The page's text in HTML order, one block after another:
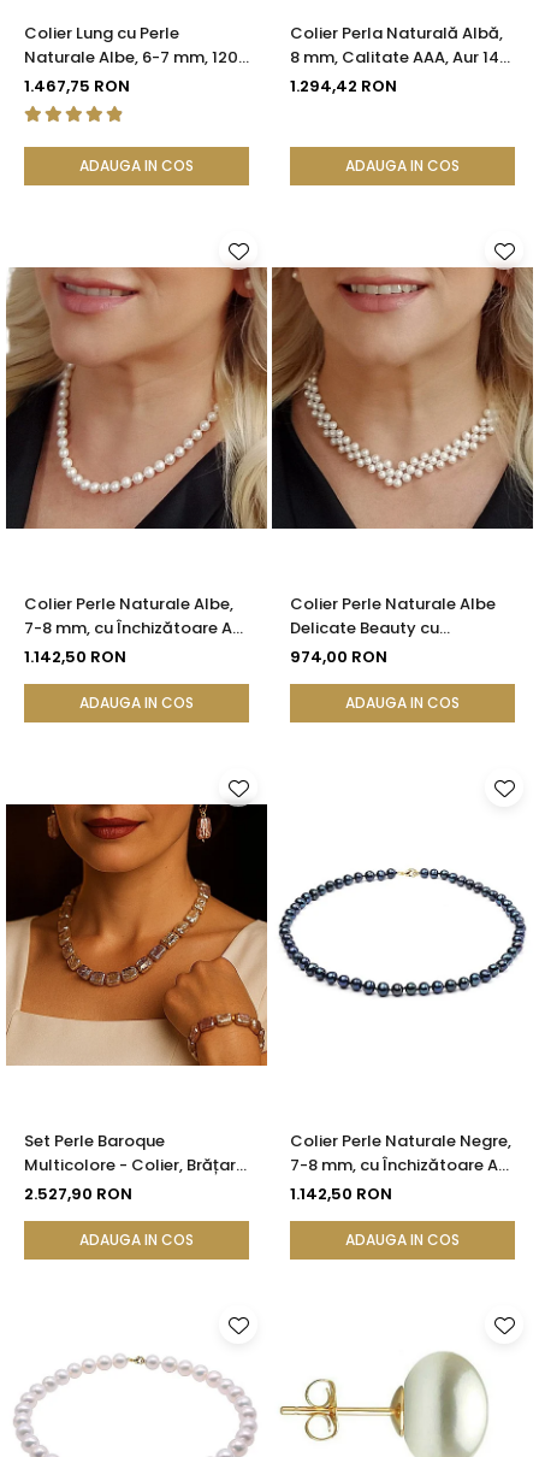
Colier Lung cu Perle
Naturale Albe, 6-7 mm, 120
cm, Închizătoare Argint 925
| KASKADDA®
1.467,75 RON
ADAUGA IN COS
Colier Perla Naturală Albă,
8 mm, Calitate AAA, Aur 14K
(aur 585) | KASKADDA®
1.294,42 RON
ADAUGA IN COS
Colier Perle Naturale Albe,
7-8 mm, cu Închizătoare Aur
14K (aur 585) | KASKADDA®
1.142,50 RON
ADAUGA IN COS
Colier Perle Naturale Albe
Delicate Beauty cu
Închizătoare Argint |
974,00 RON
ADAUGA IN COS
Set Perle Baroque
Multicolore - Colier, Brățară
și Cercei, Aur Galben 14K |
2.527,90 RON
ADAUGA IN COS
Colier Perle Naturale Negre,
7-8 mm, cu Închizătoare Aur
14K (aur 585) | KASKADDA®
1.142,50 RON
ADAUGA IN COS